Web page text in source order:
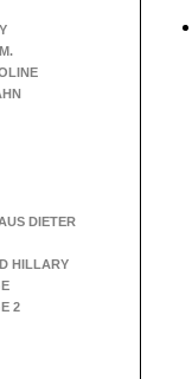
DIETER
HILLARY
2